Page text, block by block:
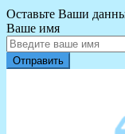
Оставьте Ваши
Ваше имя
Отправить